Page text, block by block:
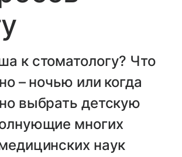
к стоматологу? Что
– ночью или когда
выбрать детскую
многих
наук